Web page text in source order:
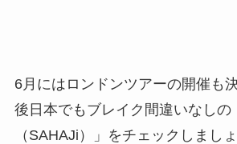
6月にはロンドンツアーの開催も
後日本でもブレイク間違いなしの
（SAHAJi）」をチェックしましょ